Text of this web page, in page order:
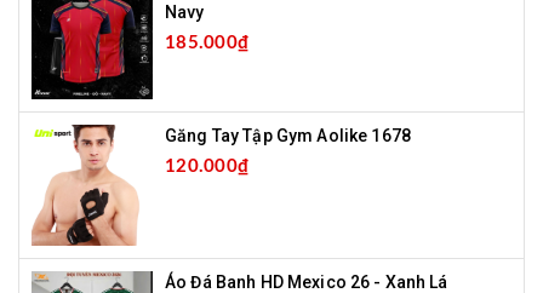
Navy
185.000₫
Găng Tay Tập Gym Aolike 1678
120.000₫
Áo Đá Banh HD Mexico 26 - Xanh Lá